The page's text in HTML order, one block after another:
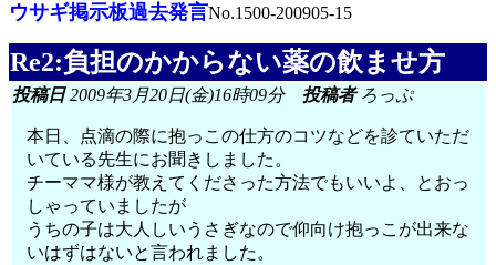
ウサギ掲示板過去発言No.1500-200905-15
Re2:負担のかからない薬の飲ませ方
投稿日2009年3月20日(金)16時09分 投稿者ろっぷ
本日、点滴の際に抱っこの仕方のコツなどを診ていただ
いている先生にお聞きしました。
チーママ様が教えてくださった方法でもいいよ、とおっ
しゃっていましたが
うちの子は大人しいうさぎなので仰向け抱っこが出来な
いはずはないと言われました。